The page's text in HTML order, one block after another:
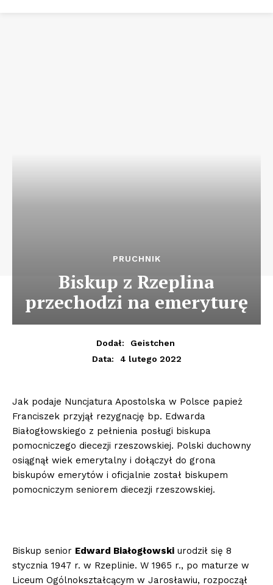
PRUCHNIK
Biskup z Rzeplina
przechodzi na emeryturę
Dodał:
Geistchen
Data:
4 lutego 2022
Jak podaje Nuncjatura Apostolska w Polsce papież
Franciszek przyjął rezygnację bp. Edwarda
Białogłowskiego z pełnienia posługi biskupa
pomocniczego diecezji rzeszowskiej. Polski duchowny
osiągnął wiek emerytalny i dołączył do grona
biskupów emerytów i oficjalnie został biskupem
pomocniczym seniorem diecezji rzeszowskiej.
Biskup senior Edward Białogłowski urodził się 8
stycznia 1947 r. w Rzeplinie. W 1965 r., po maturze w
Liceum Ogólnokształcącym w Jarosławiu, rozpoczął